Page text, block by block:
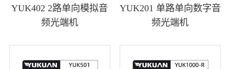
YUK402 2路单向模拟音
频光端机
YUK201 单路单向数字音
频光端机